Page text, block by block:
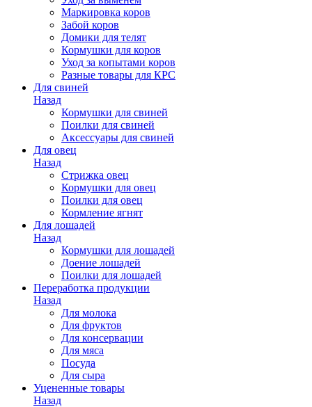
Маркировка коров
Забой коров
Домики для телят
Кормушки для коров
Уход за копытами коров
Разные товары для КРС
Для свиней
Назад
Кормушки для свиней
Поилки для свиней
Аксессуары для свиней
Для овец
Назад
Стрижка овец
Кормушки для овец
Поилки для овец
Кормление ягнят
Для лошадей
Назад
Кормушки для лошадей
Доение лошадей
Поилки для лошадей
Переработка продукции
Назад
Для молока
Для фруктов
Для консервации
Для мяса
Посуда
Для сыра
Уцененные товары
Назад